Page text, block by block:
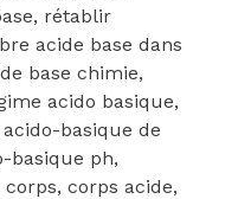
rétablir
acide base dans
base chimie,
acido basique,
basique de
basique ph,
corps acide,